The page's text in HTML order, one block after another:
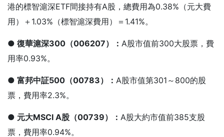
港的標智滬深ETF間接持有A股，總費用為0.38%（元大費
用）＋1.03%（標智滬深費用）＝1.41%。
● 復華滬深300 （006207）： A股市值前300大股票，費
用率0.93%。
● 富邦中証500 （00783）： A股市值第301～800的股
票，費用率2.3%。
● 元大MSCI A股（00739）： A股大約市值前385支股
票，費用率0.94%。